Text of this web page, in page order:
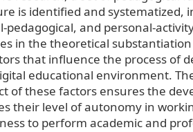
is identified and systematized,
and personal-
in the theoretical
that influence the process of
educational environment.
of these factors ensures the
their level of autonomy in
to perform academic and